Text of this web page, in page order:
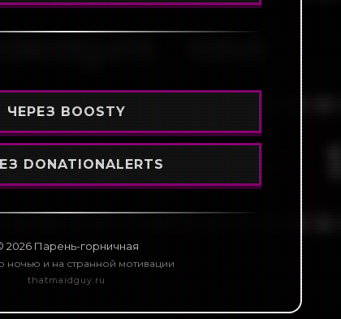
ЧЕРЕЗ BOOSTY
DONATIONALERTS
2026Парень-горничная
ночью и на странной мотивации
thatmaidguy.ru